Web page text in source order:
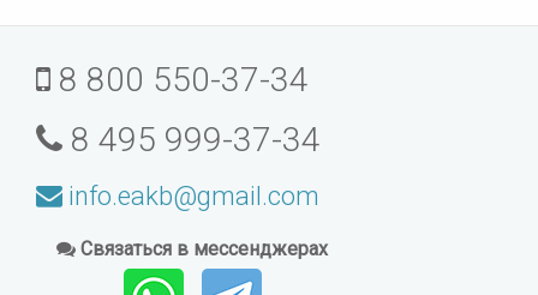
8 800 550-37-34
8 495 999-37-34
info.eakb@gmail.com
Связаться в мессенджерах